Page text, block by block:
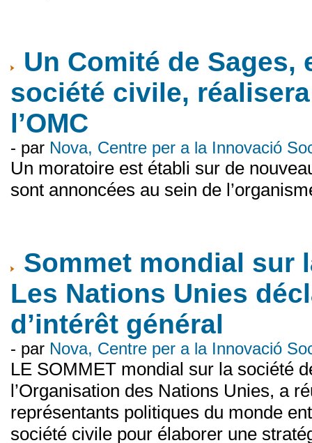
Un Comité de
société civile,
l’OMC
- par Nova, Centre per a la Innovació
Un moratoire est établi sur de
sont annoncées au sein de
Sommet mondial sur
Les Nations Unies
d’intérêt général
- par Nova, Centre per a la Innovació
LE SOMMET mondial sur la société
l’Organisation des Nations Unies, a
représentants politiques du monde
société civile pour élaborer une